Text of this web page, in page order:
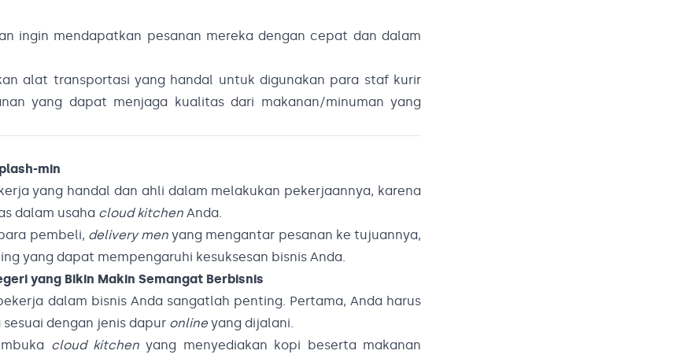
ingin mendapatkan pesanan mereka dengan cepat dan dalam
alat transportasi yang handal untuk digunakan para staf kurir
yang dapat menjaga kualitas dari makanan/minuman yang
yang handal dan ahli dalam melakukan pekerjaannya, karena
dalam usaha cloud kitchen Anda.
pembeli, delivery menyang mengantar pesanan ke tujuannya,
yang dapat mempengaruhi kesuksesan bisnis Anda.
yang Bikin Makin Semangat Berbisnis
dalam bisnis Anda sangatlah penting. Pertama, Anda harus
dengan jenis dapur onlineyang dijalani.
cloud kitchenyang menyediakan kopi beserta makanan